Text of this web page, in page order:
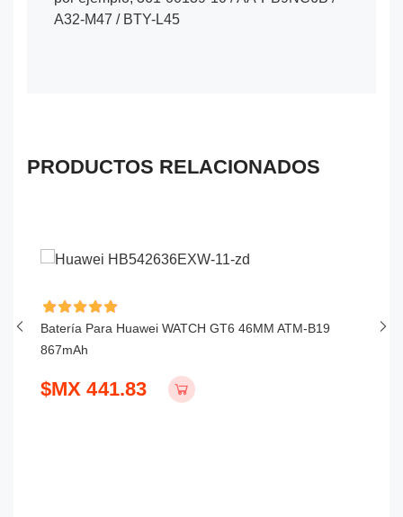
A32-M47 / BTY-L45
PRODUCTOS RELACIONADOS
Batería Para Huawei WATCH GT6 46MM ATM-B19
867mAh
$MX 441.83